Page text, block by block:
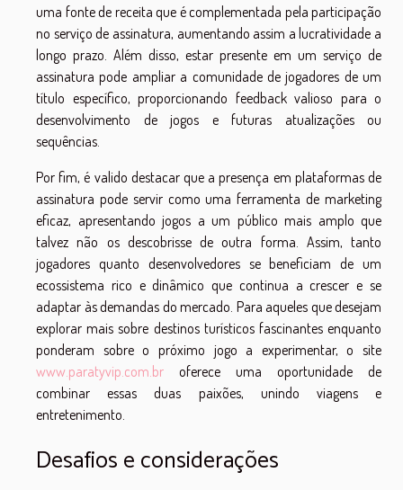
uma fonte de receita que é complementada pela participação
no serviço de assinatura, aumentando assim a lucratividade a
longo prazo. Além disso, estar presente em um serviço de
assinatura pode ampliar a comunidade de jogadores de um
título específico, proporcionando feedback valioso para o
desenvolvimento de jogos e futuras atualizações ou
sequências.
Por fim, é valido destacar que a presença em plataformas de
assinatura pode servir como uma ferramenta de marketing
eficaz, apresentando jogos a um público mais amplo que
talvez não os descobrisse de outra forma. Assim, tanto
jogadores quanto desenvolvedores se beneficiam de um
ecossistema rico e dinâmico que continua a crescer e se
adaptar às demandas do mercado. Para aqueles que desejam
explorar mais sobre destinos turísticos fascinantes enquanto
ponderam sobre o próximo jogo a experimentar, o site
www.paratyvip.com.br oferece uma oportunidade de
combinar essas duas paixões, unindo viagens e
entretenimento.
Desafios e considerações